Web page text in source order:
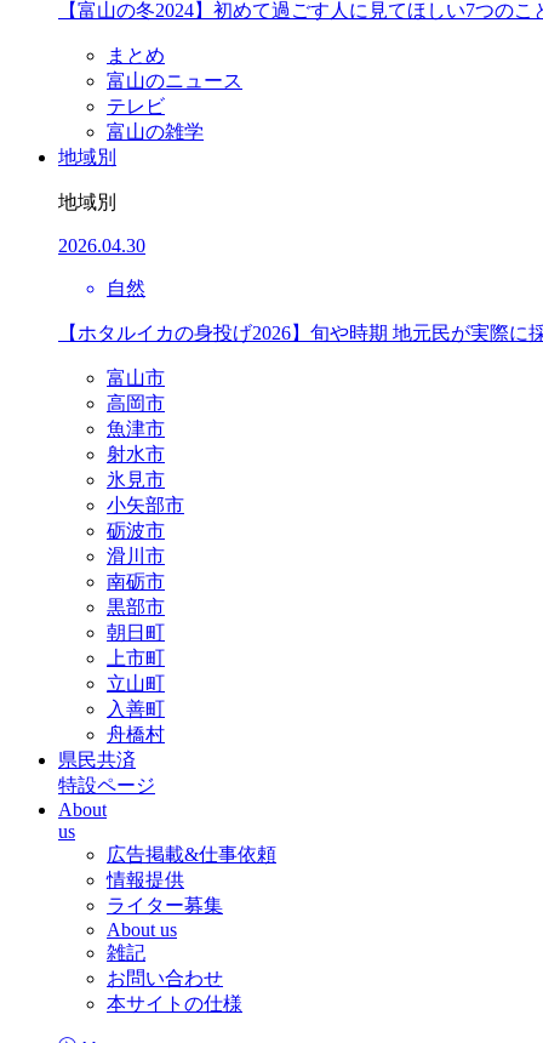
【富山の冬2024】初めて過ごす人に見てほしい7つのこ
まとめ
富山のニュース
テレビ
富山の雑学
地域別
地域別
2026.04.30
自然
【ホタルイカの身投げ2026】旬や時期 地元民が実際に
富山市
高岡市
魚津市
射水市
氷見市
小矢部市
砺波市
滑川市
南砺市
黒部市
朝日町
上市町
立山町
入善町
舟橋村
県民共済
特設ページ
About
us
広告掲載&仕事依頼
情報提供
ライター募集
About us
雑記
お問い合わせ
本サイトの仕様